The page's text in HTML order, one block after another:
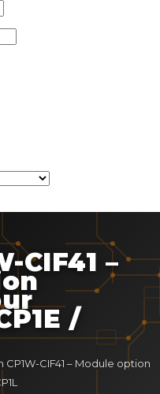
CIF41 –
/
CP1W-CIF41 – Module option